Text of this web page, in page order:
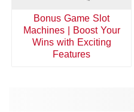
Bonus Game Slot
Machines | Boost Your
Wins with Exciting
Features